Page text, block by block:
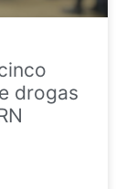
drogas